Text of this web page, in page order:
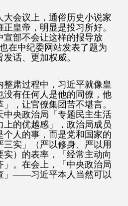
会议上，通俗历史小说家
皇帝，明显是投习所好。
部不会让这样的报导放
在中纪委网站发表了题为
话、更加权威。
肃过程中，习近平就像皇
有任何人是他的同僚，他
，让官僚集团苦不堪言。
中央政治局「专题民主生活
的优越感」，政治局成员
人的事，而是党和国家的
实」（严以修身、严以用
）的表率，「经常主动向
。在会上，「中央政治局
」——习近平本人当然可以